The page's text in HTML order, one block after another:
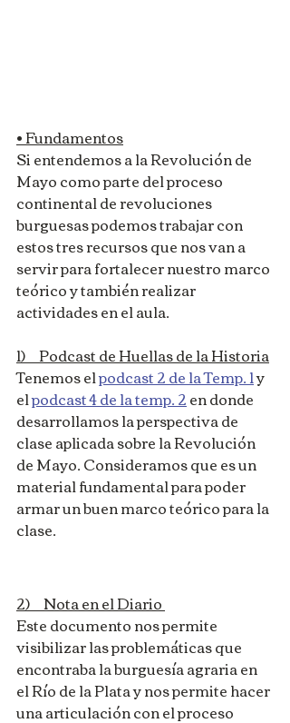
• Fundamentos
Si entendemos a la Revolución de
Mayo como parte del proceso
continental de revoluciones
burguesas podemos trabajar con
estos tres recursos que nos van a
servir para fortalecer nuestro marco
teórico y también realizar
actividades en el aula.
1)     Podcast de Huellas de la Historia
Tenemos el podcast 2 de la Temp. 1 y
el podcast 4 de la temp. 2 en donde
desarrollamos la perspectiva de
clase aplicada sobre la Revolución
de Mayo. Consideramos que es un
material fundamental para poder
armar un buen marco teórico para la
clase.
2)     Nota en el Diario
Este documento nos permite
visibilizar las problemáticas que
encontraba la burguesía agraria en
el Río de la Plata y nos permite hacer
una articulación con el proceso